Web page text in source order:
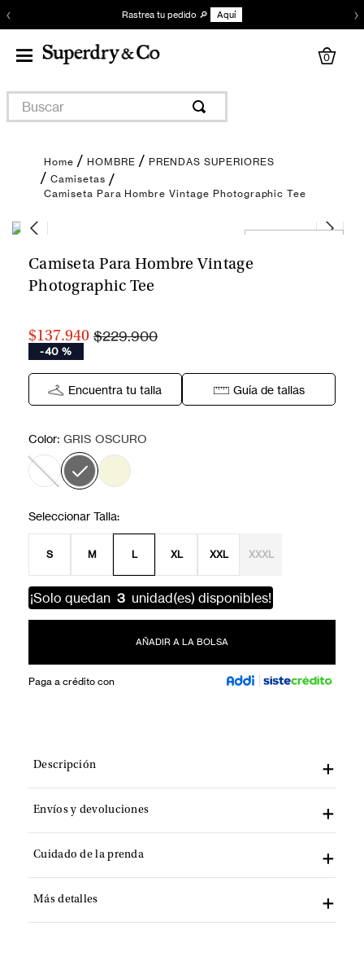
‹ Rastrea tu pedido 🔎 Aquí ›
0
Buscar
HOMBRE
PRENDAS SUPERIORES
Camisetas
Camiseta Para Hombre Vintage Photographic Tee
Camiseta Para Hombre Vintage
Photographic Tee
$137.940 $229.900
-40 %
Encuentra tu talla Guía de tallas
Color: GRIS OSCURO
S M L XL XXL XXXL
¡Solo quedan 3 unidad(es) disponibles!
AÑADIR A LA BOLSA
Paga a crédito con
Descripción
Envíos y devoluciones
Cuidado de la prenda
Más detalles